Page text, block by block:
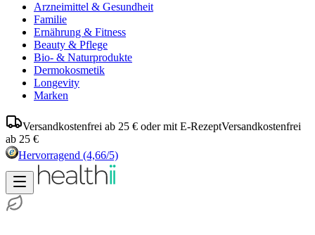
Arzneimittel & Gesundheit
Familie
Ernährung & Fitness
Beauty & Pflege
Bio- & Naturprodukte
Dermokosmetik
Longevity
Marken
Versandkostenfrei ab 25 € oder mit E-RezeptVersandkostenfrei
ab 25 €
Hervorragend (4,66/5)